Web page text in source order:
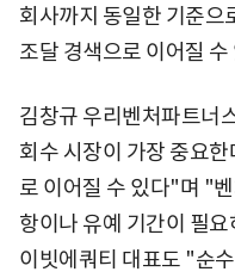
회사까지 동일한 기준으
조달 경색으로 이어질
김창규 우리벤처파트너
회수 시장이 가장 중요
로 이어질 수 있다"며 "
항이나 유예 기간이 필
이빗에쿼티 대표도 "순